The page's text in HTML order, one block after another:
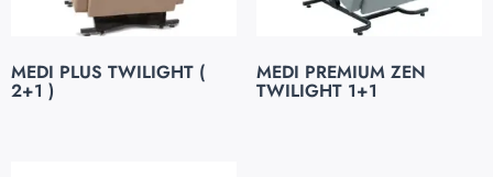
MEDI PLUS TWILIGHT (
2+1 )
MEDI PREMIUM ZEN
TWILIGHT 1+1